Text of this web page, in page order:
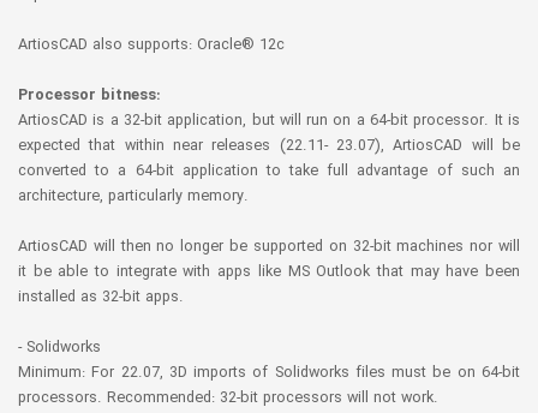
ArtiosCAD also supports: Oracle® 12c
Processor bitness:
ArtiosCAD is a 32-bit application, but will run on a 64-bit processor. It is
expected that within near releases (22.11- 23.07), ArtiosCAD will be
converted to a 64-bit application to take full advantage of such an
architecture, particularly memory.
ArtiosCAD will then no longer be supported on 32-bit machines nor will
it be able to integrate with apps like MS Outlook that may have been
installed as 32-bit apps.
- Solidworks
Minimum: For 22.07, 3D imports of Solidworks files must be on 64-bit
processors. Recommended: 32-bit processors will not work.